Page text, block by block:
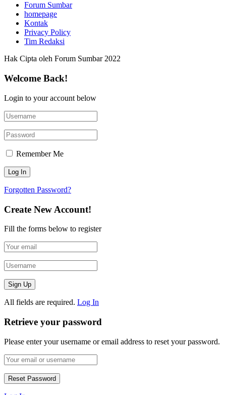
Forum Sumbar
homepage
Kontak
Privacy Policy
Tim Redaksi
Hak Cipta oleh Forum Sumbar 2022
Welcome Back!
Login to your account below
Remember Me
Forgotten Password?
Create New Account!
Fill the forms below to register
All fields are required. Log In
Retrieve your password
Please enter your username or email address to reset your password.